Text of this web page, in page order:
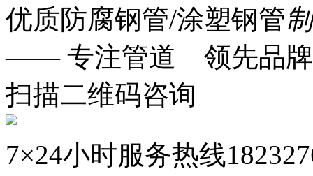
优质防腐钢管/涂塑钢管
—— 专注管道 领先品
扫描二维码咨询
7×24小时服务热线